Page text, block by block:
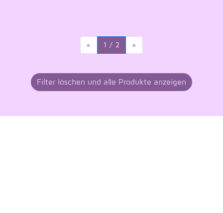
« 1 / 2 »
Filter löschen und alle Produkte anzeigen